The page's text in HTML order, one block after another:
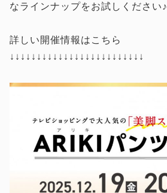
なラインナップをお試しください♪
詳しい開催情報はこちら
↓↓↓↓↓↓↓↓↓↓↓↓↓↓↓↓↓↓↓↓↓↓↓↓↓